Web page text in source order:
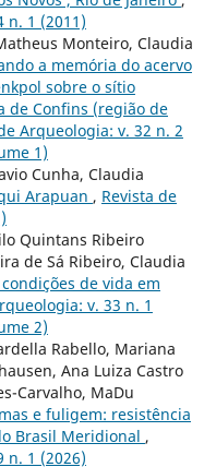
n. 1 (2011)
Monteiro, Claudia
a memória do acervo
sobre o sítio
de Confins (região de
Arqueologia: v. 32 n. 2
1)
Cunha, Claudia
Arapuan , Revista de
Quintans Ribeiro
de Sá Ribeiro, Claudia
de vida em
v. 33 n. 1
2)
Rabello, Mariana
Ana Luiza Castro
Carvalho, MaDu
e fuligem: resistência
Brasil Meridional ,
n. 1 (2026)